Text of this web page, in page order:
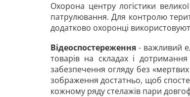
Охорона центру логістики
патрулювання. Для контролю
додатково охоронці
Відеоспостереження - важливий
товарів на складах і
забезпечення огляду без
зображення достатньо, щоб
кожному ряду стелажів пари